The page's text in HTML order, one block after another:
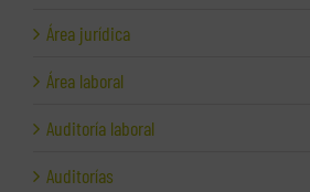
Área jurídica
Área laboral
Auditoría laboral
Auditorías